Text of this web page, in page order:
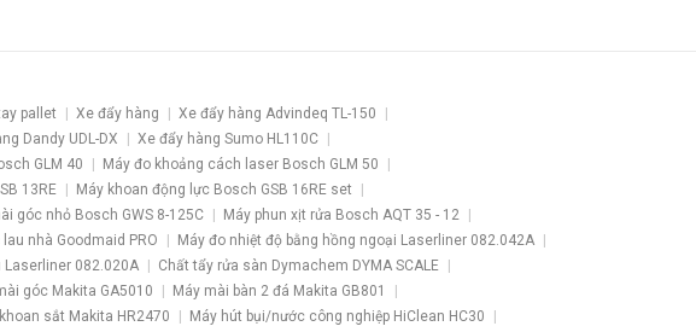
pallet Xe đẩy hàng
Xe đẩy hàng Advindeq TL-150
Dandy UDL-DX
Xe đẩy hàng Sumo HL110C
GLM 40
Máy đo khoảng cách laser Bosch GLM 50
13RE
Máy khoan động lực Bosch GSB 16RE set
góc nhỏ Bosch GWS 8-125C
Máy phun xịt rửa Bosch AQT 35 - 12
lau nhà Goodmaid PRO
Máy đo nhiệt độ bằng hồng ngoại Laserliner 082.042A
Laserliner 082.020A
Chất tẩy rửa sàn Dymachem DYMA SCALE
góc Makita GA5010
Máy mài bàn 2 đá Makita GB801
sắt Makita HR2470 Máy hút bụi/nước công nghiệp HiClean HC30